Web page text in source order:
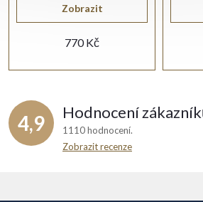
770 Kč
Zobrazit
4,9 Hodnocení
1110 hodnocení
Zobrazit recenze